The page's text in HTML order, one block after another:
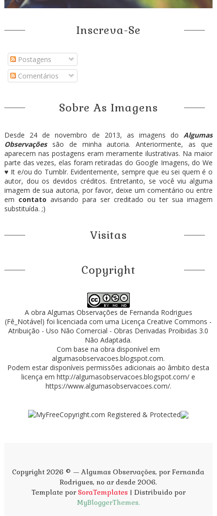
Inscreva-Se
Postagens
Comentários
Sobre As Imagens
Desde 24 de novembro de 2013, as imagens doAlgumas
Observaçõessão de minha autoria. Anteriormente, as que
aparecem nas postagens eram meramente ilustrativas. Na maior
parte das vezes, elas foram retiradas do Google Imagens, do We
♥ It e/ou do Tumblr. Evidentemente, sempre que eu sei quem é o
autor, dou os devidos créditos. Entretanto, se você viu alguma
imagem de sua autoria, por favor, deixe um comentário ou entre
em contato avisando para ser creditado ou ter sua imagem
substituída. ;)
Visitas
Copyright
A obra Algumas Observações de Fernanda Rodrigues
(Fê_Notável) foi licenciada com uma LicençaCreative Commons -
Atribuição - Uso Não Comercial - Obras Derivadas Proibidas 3.0
Não Adaptada.
Com base na obra disponível em
algumasobservacoes.blogspot.com.
Podem estar disponíveis permissões adicionais ao âmbito desta
licença emhttp://algumasobservacoes.blogspot.com/ e
https://www.algumasobservacoes.com/.
Copyright 2026 © — Algumas Observações, por Fernanda
Rodrigues, no ar desde 2006.
Template porSoraTemplates | Distribuido por
MyBloggerThemes.